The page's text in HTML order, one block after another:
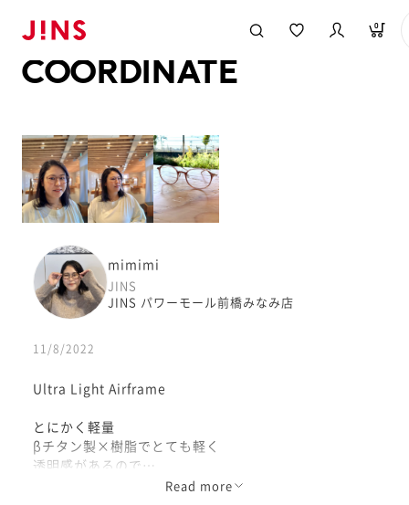
0
COORDINATE
mimimi
JINS
JINS パワーモール前橋みなみ店
11/8/2022
Ultra Light Airframe
とにかく軽量
βチタン製×樹脂でとても軽く
透明感があるので
上品な印象のメガネです🪶Read more